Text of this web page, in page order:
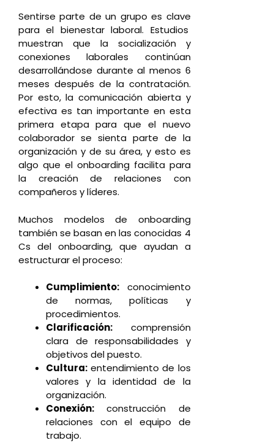
Sentirse parte de un grupo es clave
para el bienestar laboral. Estudios
muestran que la socialización y
conexiones laborales continúan
desarrollándose durante al menos 6
meses después de la contratación.
Por esto, la comunicación abierta y
efectiva es tan importante en esta
primera etapa para que el nuevo
colaborador se sienta parte de la
organización y de su área, y esto es
algo que el onboarding facilita para
la creación de relaciones con
compañeros y líderes.
Muchos modelos de onboarding
también se basan en las conocidas 4
Cs del onboarding, que ayudan a
estructurar el proceso:
Cumplimiento: conocimiento
de normas, políticas y
procedimientos.
Clarificación: comprensión
clara de responsabilidades y
objetivos del puesto.
Cultura: entendimiento de los
valores y la identidad de la
organización.
Conexión: construcción de
relaciones con el equipo de
trabajo.